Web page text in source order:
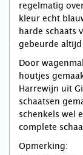
regelmatig
kleur echt
harde schaats
gebeurde altijd
Door
houtjes
Harrewijn uit
schaatsen
schenkels wel
complete
Opmerking: